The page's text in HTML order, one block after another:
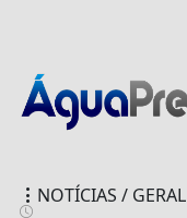
NOTÍCIAS / GERAL